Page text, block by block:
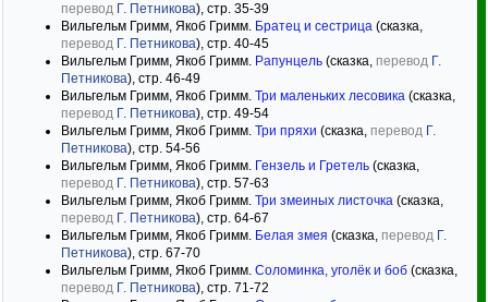
перевод Г. Петникова), стр. 35-39
Вильгельм Гримм, Якоб Гримм. Братец и сестрица (сказка,
перевод Г. Петникова), стр. 40-45
Вильгельм Гримм, Якоб Гримм. Рапунцель (сказка, перевод Г.
Петникова), стр. 46-49
Вильгельм Гримм, Якоб Гримм. Три маленьких лесовика (сказка,
перевод Г. Петникова), стр. 49-54
Вильгельм Гримм, Якоб Гримм. Три пряхи (сказка, перевод Г.
Петникова), стр. 54-56
Вильгельм Гримм, Якоб Гримм. Гензель и Гретель (сказка,
перевод Г. Петникова), стр. 57-63
Вильгельм Гримм, Якоб Гримм. Три змеиных листочка (сказка,
перевод Г. Петникова), стр. 64-67
Вильгельм Гримм, Якоб Гримм. Белая змея (сказка, перевод Г.
Петникова), стр. 67-70
Вильгельм Гримм, Якоб Гримм. Соломинка, уголёк и боб (сказка,
перевод Г. Петникова), стр. 71-72